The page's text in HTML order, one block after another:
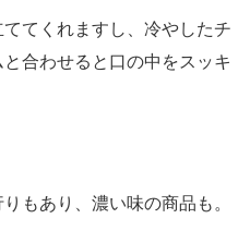
てくれますし、冷やしたチ
合わせると口の中をスッキ
もあり、濃い味の商品も。